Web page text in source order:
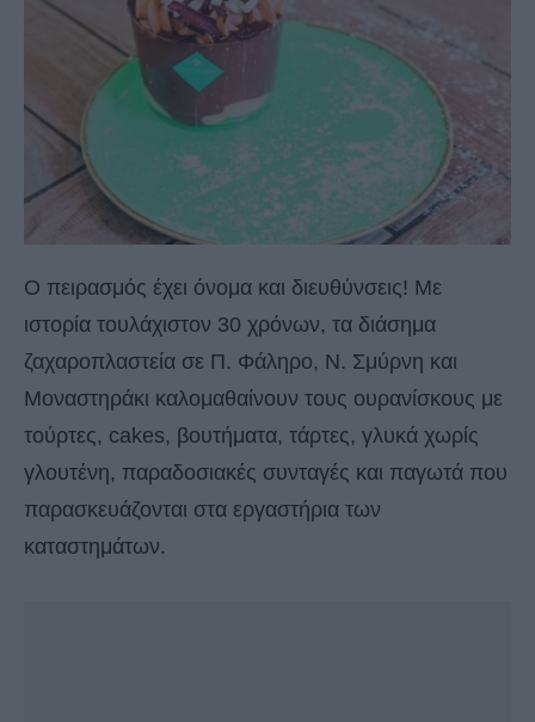
Ο πειρασμός έχει όνομα και διευθύνσεις! Με
ιστορία τουλάχιστον 30 χρόνων, τα διάσημα
ζαχαροπλαστεία σε Π. Φάληρο, Ν. Σμύρνη και
Μοναστηράκι καλομαθαίνουν τους ουρανίσκους με
τούρτες, cakes, βουτήματα, τάρτες, γλυκά χωρίς
γλουτένη, παραδοσιακές συνταγές και παγωτά που
παρασκευάζονται στα εργαστήρια των
καταστημάτων.